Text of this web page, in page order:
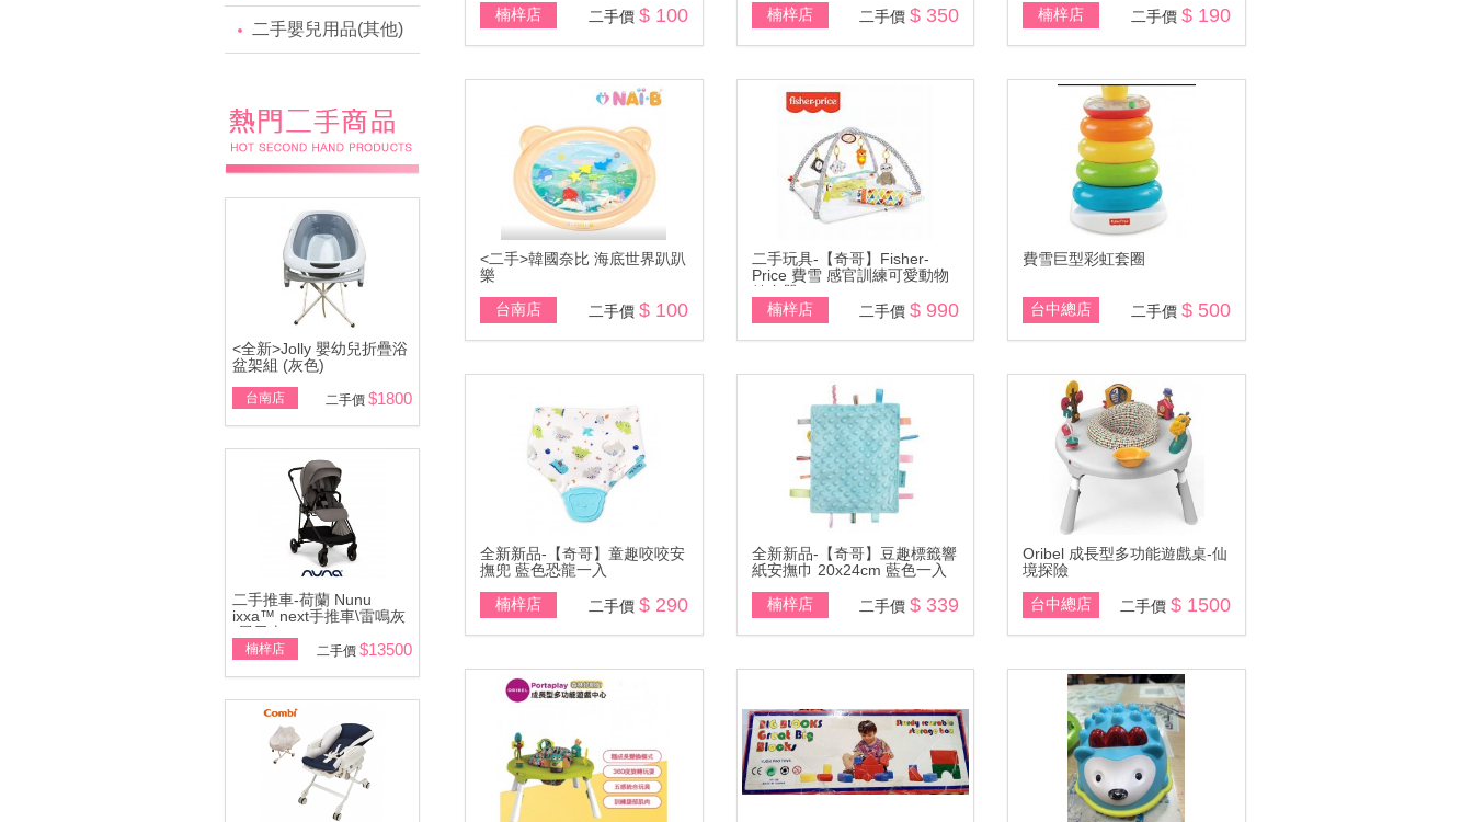
二手嬰兒用品(其他)
<全新>Jolly 嬰幼兒折疊浴
盆架組 (灰色)
台南店 二手價 $1800
二手推車-荷蘭 Nunu
ixxa™ next手推車\雷鳴灰
(展示車)
楠梓店 二手價 $13500
楠梓店
二手價 $ 100
楠梓店
二手價$ 350
楠梓店
二手價 $ 190
<二手>韓國奈比 海底世界趴趴
樂
台南店
二手價 $ 100
二手玩具-【奇哥】Fisher-
Price 費雪 感官訓練可愛動物
健身器
楠梓店
二手價$ 990
費雪巨型彩虹套圈
台中總店 二手價 $ 500
全新新品-【奇哥】童趣咬咬安
撫兜 藍色恐龍一入
楠梓店
二手價 $ 290
全新新品-【奇哥】豆趣標籤響
紙安撫巾 20x24cm 藍色一入
楠梓店
二手價$ 339
Oribel 成長型多功能遊戲桌-仙
境探險
台中總店
二手價 $ 1500